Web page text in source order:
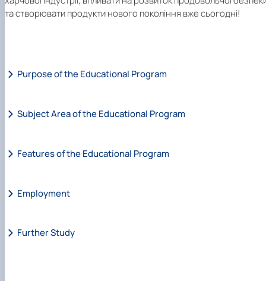
Purpose of the Educational Program
Subject Area of the Educational Program
Features of the Educational Program
Employment
Further Study
та створювати продукти нового покоління вже сьогодні!